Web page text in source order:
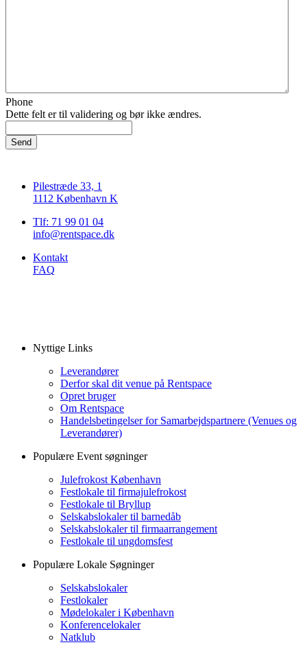
Phone
Dette felt er til validering og bør ikke ændres.
Pilestræde 33, 1
1112 København K
Tlf: 71 99 01 04
info@rentspace.dk
Kontakt
FAQ
Nyttige Links
Leverandører
Derfor skal dit venue på Rentspace
Opret bruger
Om Rentspace
Handelsbetingelser for Samarbejdspartnere (Venues og
Leverandører)
Populære Event søgninger
Julefrokost København
Festlokale til firmajulefrokost
Festlokale til Bryllup
Selskabslokaler til barnedåb
Selskabslokaler til firmaarrangement
Festlokale til ungdomsfest
Populære Lokale Søgninger
Selskabslokaler
Festlokaler
Mødelokaler i København
Konferencelokaler
Natklub